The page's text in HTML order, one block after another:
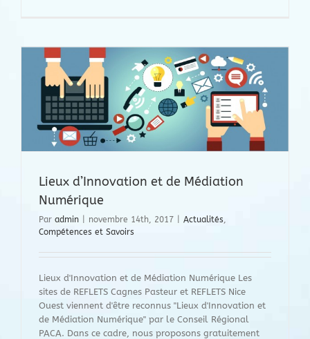
Lieux d’Innovation et de Médiation
Numérique
Par admin novembre 14th, 2017 Actualités
Compétences et Savoirs
Lieux d'Innovation et de Médiation Numérique Les
sites de REFLETS Cagnes Pasteur et REFLETS Nice
Ouest viennent d'être reconnus "Lieux d'Innovation et
de Médiation Numérique" par le Conseil Régional
PACA. Dans ce cadre, nous proposons gratuitement